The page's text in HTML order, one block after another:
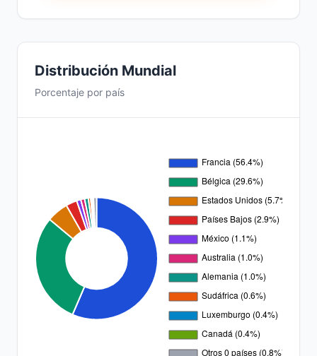
Distribución Mundial
Porcentaje por país